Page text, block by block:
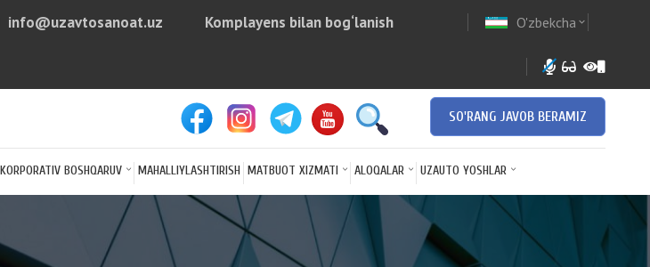
info@uzavtosanoat.uz arrow
Komplayens bilan bog‘lanish O'zbekcha expand_more
SO'RANG JAVOB BERAMIZ
KORPORATIV BOSHQARUV MAHALLIYLASHTIRISH MATBUOT XIZMATI ALOQALAR UZAUTO YOSHLAR